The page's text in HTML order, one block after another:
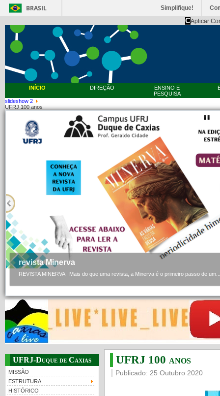
BRASIL Simplifique!
CAplicar
INÍCIO DIREÇÃO
ENSINO E
PESQUISA
slideshow 2
UFRJ 100 anos
revista Minerva
REVISTA MINERVA Mais do que uma revista, a Minerva é o primeiro passo de um...
UFRJ-Duque de Caxias
MISSÃO
ESTRUTURA
HISTÓRICO
UFRJ 100 anos
Publicado: 25 Outubro 2020